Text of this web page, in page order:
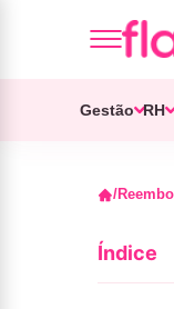
Gestão RH
Índice